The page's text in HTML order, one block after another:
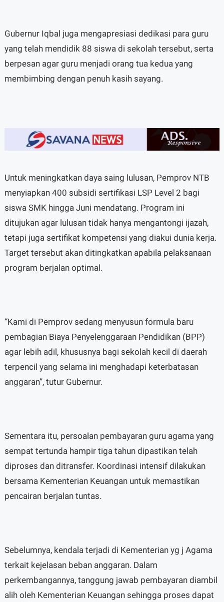
Gubernur Iqbal juga mengapresiasi dedikasi para guru
yang telah mendidik 88 siswa di sekolah tersebut, serta
berpesan agar guru menjadi orang tua kedua yang
membimbing dengan penuh kasih sayang.
Untuk meningkatkan daya saing lulusan, Pemprov NTB
menyiapkan 400 subsidi sertifikasi LSP Level 2 bagi
siswa SMK hingga Juni mendatang. Program ini
ditujukan agar lulusan tidak hanya mengantongi ijazah,
tetapi juga sertifikat kompetensi yang diakui dunia kerja.
Target tersebut akan ditingkatkan apabila pelaksanaan
program berjalan optimal.
“Kami di Pemprov sedang menyusun formula baru
pembagian Biaya Penyelenggaraan Pendidikan (BPP)
agar lebih adil, khususnya bagi sekolah kecil di daerah
terpencil yang selama ini menghadapi keterbatasan
anggaran”, tutur Gubernur.
Sementara itu, persoalan pembayaran guru agama yang
sempat tertunda hampir tiga tahun dipastikan telah
diproses dan ditransfer. Koordinasi intensif dilakukan
bersama Kementerian Keuangan untuk memastikan
pencairan berjalan tuntas.
Sebelumnya, kendala terjadi di Kementerian yg j Agama
terkait kejelasan beban anggaran. Dalam
perkembangannya, tanggung jawab pembayaran diambil
alih oleh Kementerian Keuangan sehingga proses dapat